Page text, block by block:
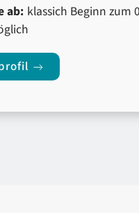
ab: klassich Beginn zum